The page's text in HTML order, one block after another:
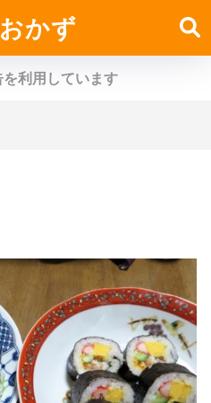
かず
利用しています